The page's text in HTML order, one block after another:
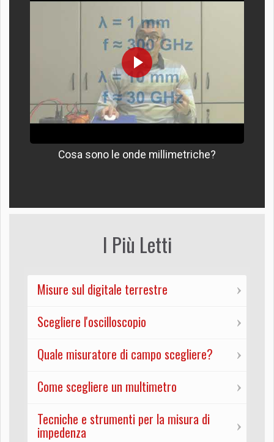
Cosa sono le onde millimetriche?
I Più Letti
Misure sul digitale terrestre
Scegliere l'oscilloscopio
Quale misuratore di campo scegliere?
Come scegliere un multimetro
Tecniche e strumenti per la misura di
impedenza